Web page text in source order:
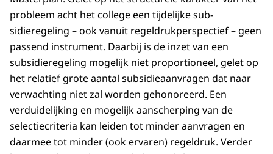
probleem acht het college een tijdelijke sub­
sidieregeling – ook vanuit regeldrukperspectief – geen
passend instrument. Daarbij is de inzet van een
subsidieregeling mogelijk niet proportioneel, gelet op
het relatief grote aantal subsidieaanvragen dat naar
verwachting niet zal worden gehonoreerd. Een
verduidelijking en mogelijk aanscherping van de
selectiecriteria kan leiden tot minder aanvragen en
daarmee tot minder (ook ervaren) regeldruk. Verder